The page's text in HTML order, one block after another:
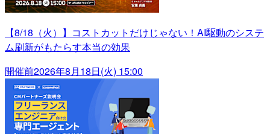
【8/18（火）】コストカットだけじゃない！AI駆動のシステ
ム刷新がもたらす本当の効果
開催前2026年8月18日(火) 15:00